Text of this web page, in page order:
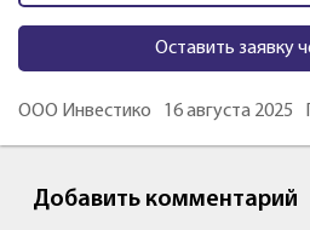
Оставить заявку
ООО Инвестико 16 августа 2025
Добавить комментарий